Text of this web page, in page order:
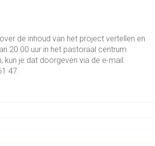
de inhoud van het project vertellen en
20.00 uur in het pastoraal centrum
kun je dat doorgeven via de e-mail:
47.